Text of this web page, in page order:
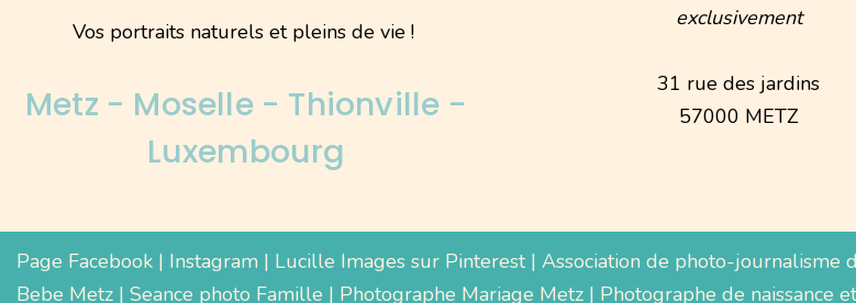
Vos portraits naturels et pleins de vie !
Metz - Moselle - Thionville -
Luxembourg
exclusivement
31 rue des jardins
57000 METZ
Page Facebook | Instagram | Lucille Images sur Pinterest| Association de photo-journalisme
Bebe Metz | Seance photo Famille | Photographe Mariage Metz | Photographe de naissance